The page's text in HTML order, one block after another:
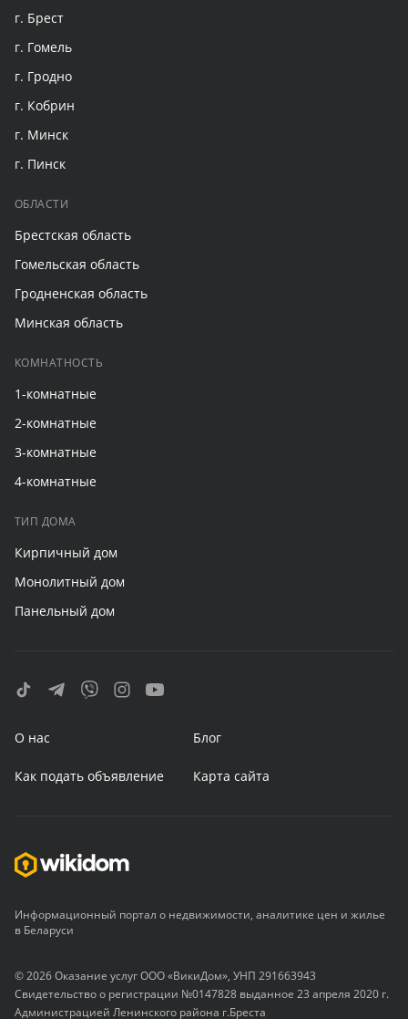
г. Брест
г. Гомель
г. Гродно
г. Кобрин
г. Минск
г. Пинск
ОБЛАСТИ
Брестская область
Гомельская область
Гродненская область
Минская область
КОМНАТНОСТЬ
1-комнатные
2-комнатные
3-комнатные
4-комнатные
ТИП ДОМА
Кирпичный дом
Монолитный дом
Панельный дом
О нас Блог
Как подать объявление Карта сайта
Информационный портал о недвижимости, аналитике цен и жилье
в Беларуси
© 2026 Оказание услуг ООО «ВикиДом», УНП 291663943
Свидетельство о регистрации №0147828 выданное 23 апреля 2020 г.
Администрацией Ленинского района г.Бреста